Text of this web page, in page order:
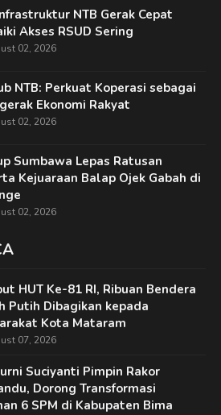
NTB Gerak Cepat
Akses RSUD Sering
02, 2026
NTB: Perkuat Koperasi sebagai
Ekonomi Rakyat
02, 2026
Sumbawa Lepas Ratusan
Kejuaraan Balap Ojek Gabah di
02, 2026
HUT Ke-81 RI, Ribuan Bendera
Putih Dibagikan kepada
Kota Mataram
07, 2026
Suciyanti Pimpin Rakor
Dorong Transformasi
6 SPM di Kabupaten Bima